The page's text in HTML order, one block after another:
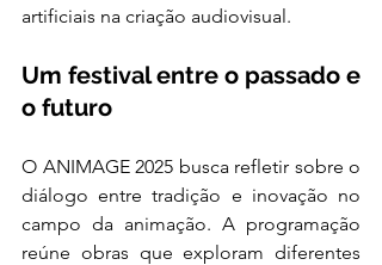
artificiais na criação audiovisual.
Um festival entre o passado e
o futuro
O ANIMAGE 2025 busca refletir sobre o
diálogo entre tradição e inovação no
campo da animação. A programação
reúne obras que exploram diferentes